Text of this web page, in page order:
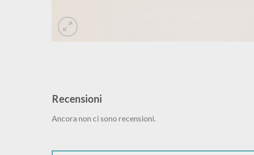
Recensioni
Ancora non ci sono recensioni.